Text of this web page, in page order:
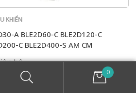
KHIỂN
A BLE2D60-C BLE2D120-C
C BLE2D400-S AM CM
hệ
0